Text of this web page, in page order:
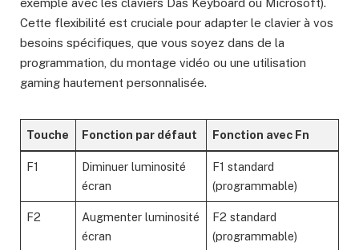
Cette flexibilité est cruciale pour adapter le clavier à vos
besoins spécifiques, que vous soyez dans de la
programmation, du montage vidéo ou une utilisation
gaming hautement personnalisée.
Touche Fonction par défaut Fonction avec Fn
F1
Diminuer luminosité
écran
F1 standard
(programmable)
F2
Augmenter luminosité
écran
F2 standard
(programmable)